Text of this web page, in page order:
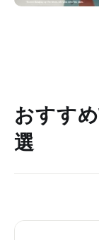
おすす
選